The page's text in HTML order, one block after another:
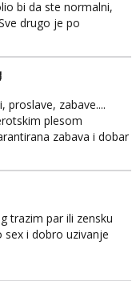
bi da ste normalni,
drugo je po
proslave, zabave....
plesom
zabava i dobar
da začinite običnu
SMS-om i lako se
💃🏻☺️ 🚫Bez sexa🚫
trazim par ili zensku
i dobro uzivanje